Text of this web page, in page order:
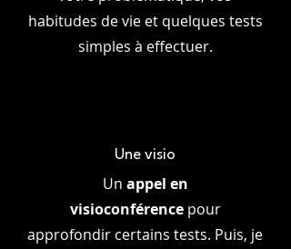
habitudes de vie et quelques tests
simples à effectuer.
Une visio
Un appel en
visioconférencepour
approfondir certains tests. Puis, je